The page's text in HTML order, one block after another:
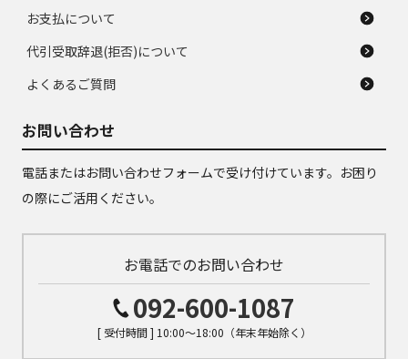
お支払について
代引受取辞退(拒否)について
よくあるご質問
お問い合わせ
電話またはお問い合わせフォームで受け付けています。お困り
の際にご活用ください。
お電話でのお問い合わせ
092-600-1087
[ 受付時間 ] 10:00～18:00（年末年始除く）